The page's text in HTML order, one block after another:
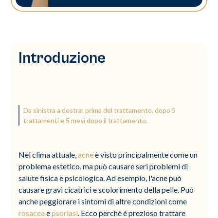
Introduzione
Da sinistra a destra: prima del trattamento, dopo 5
trattamenti e 5 mesi dopo il trattamento.
Nel clima attuale,acneè visto principalmente come un
problema estetico, ma può causare seri problemi di
salute fisica e psicologica. Ad esempio, l'acne può
causare gravi cicatrici e scolorimento della pelle. Può
anche peggiorare i sintomi di altre condizioni come
rosacea epsoriasi. Ecco perché è prezioso trattare